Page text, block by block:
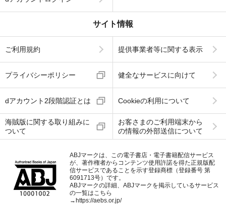
サイト情報
ご利用規約 提供事業者等に関する表示
プライバシーポリシー 健全なサービスに向けて
dアカウント2段階認証とは Cookieの利用について
海賊版に関する取り組みに
ついて
お客さまのご利用端末から
の情報の外部送信について
ABJマークは、この電子書店・電子書籍配信サービス
が、著作権者からコンテンツ使用許諾を得た正規版配
信サービスであることを示す登録商標（登録番号 第
6091713号）です。
ABJマークの詳細、ABJマークを掲示しているサービス
の一覧はこちら
→ https://aebs.or.jp/